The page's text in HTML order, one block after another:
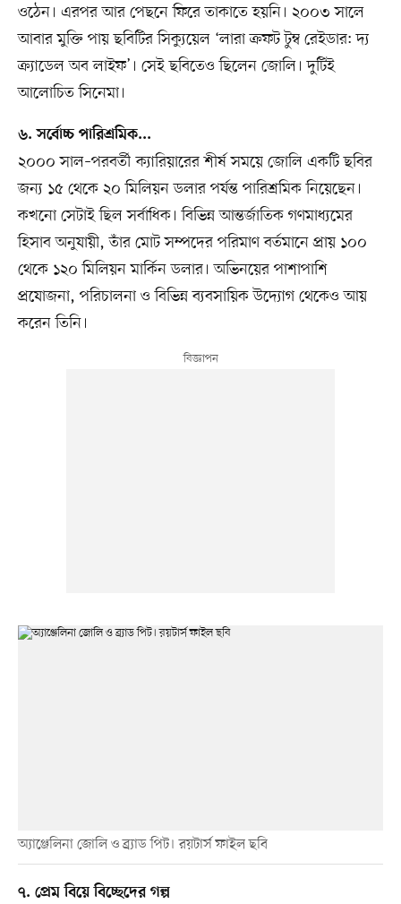
ওঠেন। এরপর আর পেছনে ফিরে তাকাতে হয়নি। ২০০৩ সালে
আবার মুক্তি পায় ছবিটির সিক্যুয়েল ‘লারা ক্রফট টুম্ব রেইডার: দ্য
ক্র্যাডেল অব লাইফ’। সেই ছবিতেও ছিলেন জোলি। দুটিই
আলোচিত সিনেমা।
৬. সর্বোচ্চ পারিশ্রমিক...
২০০০ সাল–পরবর্তী ক্যারিয়ারের শীর্ষ সময়ে জোলি একটি ছবির
জন্য ১৫ থেকে ২০ মিলিয়ন ডলার পর্যন্ত পারিশ্রমিক নিয়েছেন।
কখনো সেটাই ছিল সর্বাধিক। বিভিন্ন আন্তর্জাতিক গণমাধ্যমের
হিসাব অনুযায়ী, তাঁর মোট সম্পদের পরিমাণ বর্তমানে প্রায় ১০০
থেকে ১২০ মিলিয়ন মার্কিন ডলার। অভিনয়ের পাশাপাশি
প্রযোজনা, পরিচালনা ও বিভিন্ন ব্যবসায়িক উদ্যোগ থেকেও আয়
করেন তিনি।
অ্যাঞ্জেলিনা জোলি ও ব্র্যাড পিট। রয়টার্স ফাইল ছবি
৭. প্রেম বিয়ে বিচ্ছেদের গল্প